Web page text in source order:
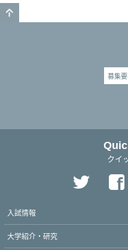
募集
クイ
入試情報
大学紹介・研究